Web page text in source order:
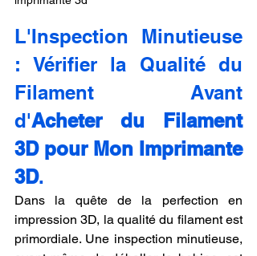
L'Inspection Minutieuse
: Vérifier la Qualité du
Filament Avant
d'Acheter du Filament
3D pour Mon Imprimante
3D.
Dans la quête de la perfection en
impression 3D, la qualité du filament est
primordiale. Une inspection minutieuse,